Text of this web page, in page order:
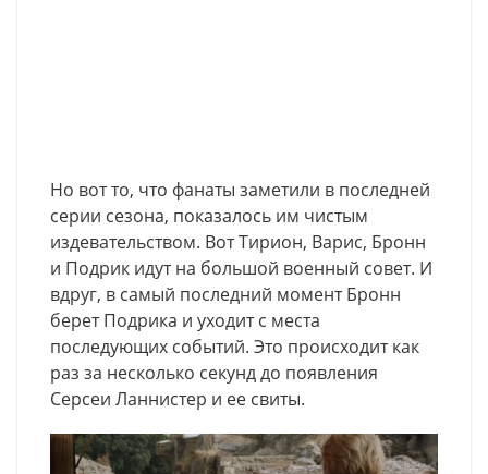
Но вот то, что фанаты заметили в последней
серии сезона, показалось им чистым
издевательством. Вот Тирион, Варис, Бронн
и Подрик идут на большой военный совет. И
вдруг, в самый последний момент Бронн
берет Подрика и уходит с места
последующих событий. Это происходит как
раз за несколько секунд до появления
Серсеи Ланнистер и ее свиты.